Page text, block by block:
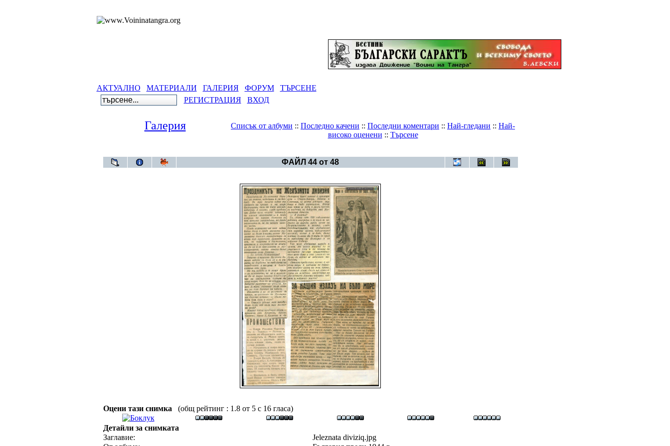
АКТУАЛНО МАТЕРИАЛИ ГАЛЕРИЯ ФОРУМ
ТЪРСЕНЕ
РЕГИСТРАЦИЯ
ВХОД
Галерия Списък от албуми :: Последно качени :: Последни коментари :: Най-гледани :: Най-
високо оценени :: Търсене
ФАЙЛ 44 от 48
Оцени тази снимка (общ рейтинг : 1.8 от 5 с 16 гласа)
Детайли за снимката
Заглавие:
Jeleznata diviziq.jpg